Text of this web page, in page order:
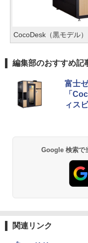
CocoDesk（黒モデル）
編集部のおすすめ記
富士
「
ィス
Google 検索で
関連リンク